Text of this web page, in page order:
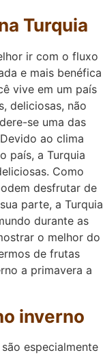
Turquia
ir com o fluxo
e mais benéfica
vive em um país
deliciosas, não
se uma das
ao clima
país, a Turquia
Como
desfrutar de
parte, a Turquia
durante as
o melhor do
de frutas
a primavera a
inverno
especialmente